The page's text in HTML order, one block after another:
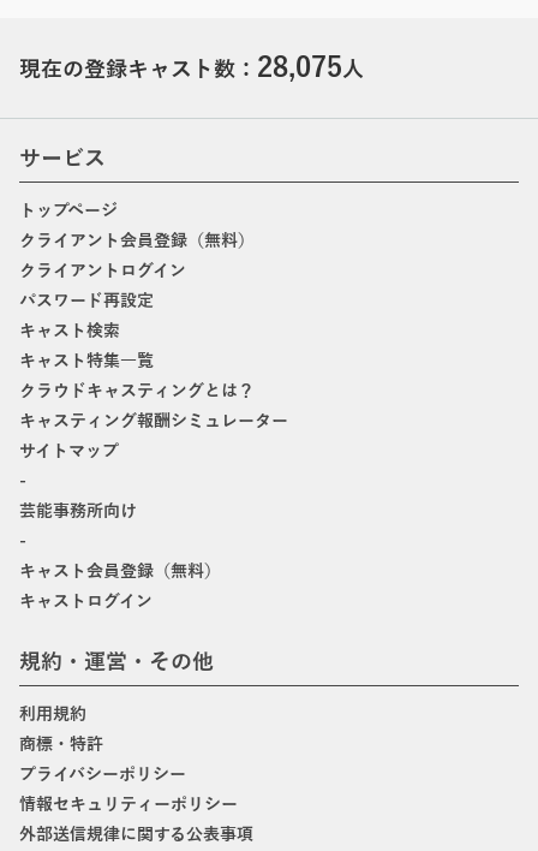
現在の登録キャスト数： 28,075人
サービス
トップページ
クライアント会員登録（無料）
クライアントログイン
パスワード再設定
キャスト検索
キャスト特集一覧
クラウドキャスティングとは？
キャスティング報酬シミュレーター
サイトマップ
-
芸能事務所向け
-
キャスト会員登録（無料）
キャストログイン
規約・運営・その他
利用規約
商標・特許
プライバシーポリシー
情報セキュリティーポリシー
外部送信規律に関する公表事項